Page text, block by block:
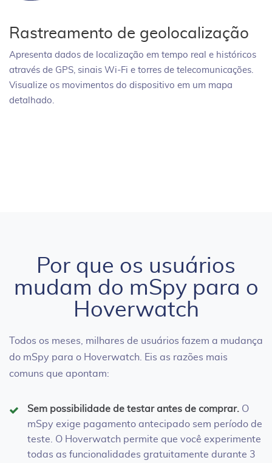
Rastreamento de geolocalização
Apresenta dados de localização em tempo real e históricos
através de GPS, sinais Wi-Fi e torres de telecomunicações.
Visualize os movimentos do dispositivo em um mapa
detalhado.
Por que os usuários
mudam do mSpy para o
Hoverwatch
Todos os meses, milhares de usuários fazem a mudança
do mSpy para o Hoverwatch. Eis as razões mais
comuns que apontam:
Sem possibilidade de testar antes de comprar. O
mSpy exige pagamento antecipado sem período de
teste. O Hoverwatch permite que você experimente
todas as funcionalidades gratuitamente durante 3